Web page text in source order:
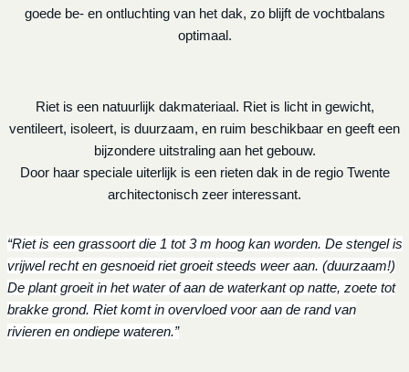
goede be- en ontluchting van het dak, zo blijft de vochtbalans
optimaal.
Riet is een natuurlijk dakmateriaal. Riet is licht in gewicht,
ventileert, isoleert, is duurzaam, en ruim beschikbaar en geeft een
bijzondere uitstraling aan het gebouw.
Door haar speciale uiterlijk is een rieten dak in de regio Twente
architectonisch zeer interessant.
“Riet is een grassoort die 1 tot 3 m hoog kan worden. De stengel is
vrijwel recht en gesnoeid riet groeit steeds weer aan. (duurzaam!)
De plant groeit in het water of aan de waterkant op natte, zoete tot
brakke grond. Riet komt in overvloed voor aan de rand van
rivieren en ondiepe wateren.”